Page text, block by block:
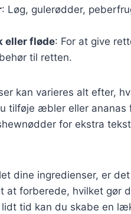
: Løg, gulerødder,
eller fløde: For at give
til retten.
kan varieres alt efter,
tilføje æbler eller
for ekstra
dine ingredienser, er
at forberede, hvilket gør
lidt tid kan du skabe en